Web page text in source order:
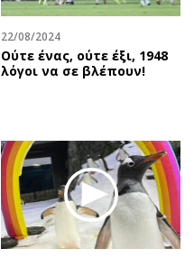
22/08/2024
Ούτε ένας, ούτε έξι, 1948
λόγοι να σε βλέπουν!